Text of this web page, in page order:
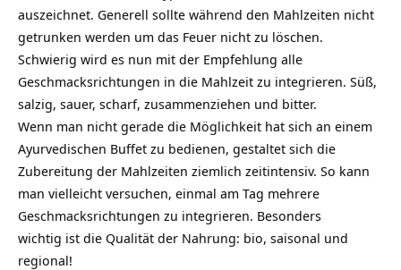
auszeichnet. Generell sollte während den Mahlzeiten nicht
getrunken werden um das Feuer nicht zu löschen.
Schwierig wird es nun mit der Empfehlung alle
Geschmacksrichtungen in die Mahlzeit zu integrieren. Süß,
salzig, sauer, scharf, zusammenziehen und bitter.
Wenn man nicht gerade die Möglichkeit hat sich an einem
Ayurvedischen Buffet zu bedienen, gestaltet sich die
Zubereitung der Mahlzeiten ziemlich zeitintensiv. So kann
man vielleicht versuchen, einmal am Tag mehrere
Geschmacksrichtungen zu integrieren. Besonders
wichtig ist die Qualität der Nahrung: bio, saisonal und
regional!